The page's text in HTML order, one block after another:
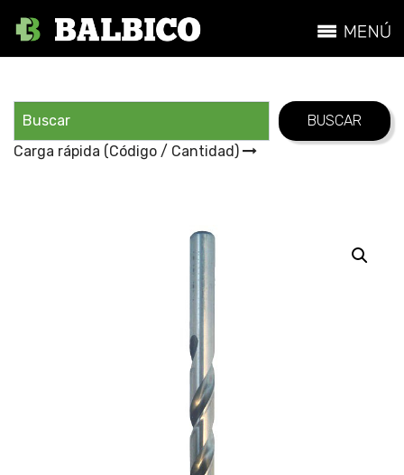
Carga rápida (Código / Cantidad)